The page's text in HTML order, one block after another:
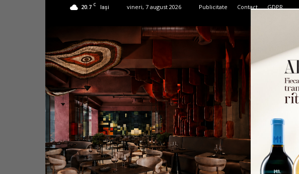
20.7 C Iași vineri, 7 august 2026 Publicitate Contact GDPR